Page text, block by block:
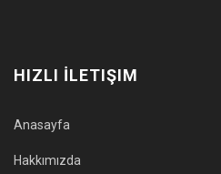
HIZLI İLETIŞIM
Anasayfa
Hakkımızda